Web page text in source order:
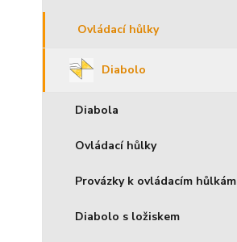
Ovládací hůlky
Diabolo
Diabola
Ovládací hůlky
Provázky k ovládacím hůlkám
Diabolo s ložiskem